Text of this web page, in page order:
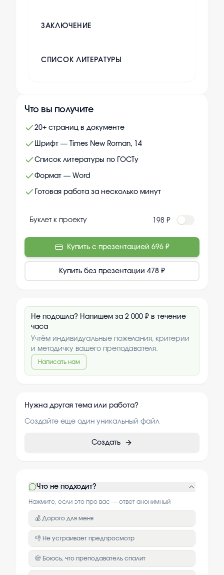
ЗАКЛЮЧЕНИЕ
СПИСОК ЛИТЕРАТУРЫ
Что вы получите
20+ страниц в документе
Шрифт — Times New Roman, 14
Список литературы по ГОСТу
Формат — Word
Готовая работа за несколько минут
Буклет к проекту 198 ₽
Купить с презентацией 696 ₽
Купить без презентации 478 ₽
Не подошла? Напишем за 2 000 ₽ в течение
часа
Учтём индивидуальные пожелания, критерии
и методичку вашего преподавателя.
Написать нам
Нужна другая тема или работа?
Создайте еще один уникальный файл
Создать
Что не подходит?
Нажмите, если это про вас — ответ анонимный
💰 Дорого для меня
👎 Не устраивает предпросмотр
🫣 Боюсь, что преподаватель спалит